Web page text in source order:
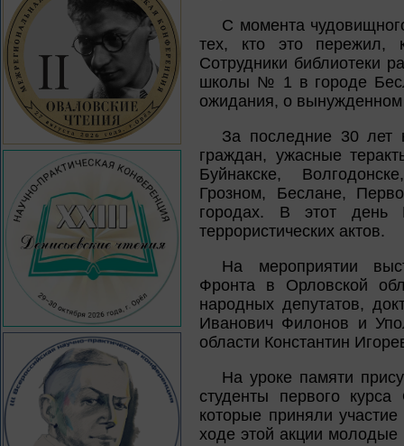
С момента
тех, кто это пережил,
Сотрудники библиотеки
школы № 1 в городе
ожидания, о вынужденном
За последние 30 лет
граждан, ужасные
Буйнакске,
Грозном, Беслане,
городах. В этот день
террористических актов.
На мероприятии
Фронта в Орловской
народных депутатов,
Иванович Филонов и
области Константин
На уроке памяти
студенты первого курса
которые приняли
ходе этой акции молодые